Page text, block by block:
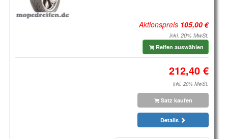
Aktionspreis
inkl. 20% MwSt.
Reifen auswählen
inkl. 20% MwSt.
Satz kaufen
Details